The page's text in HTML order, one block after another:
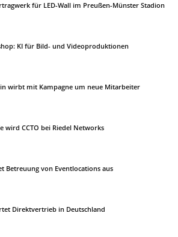
für LED-Wall im Preußen-Münster Stadion
KI für Bild- und Videoproduktionen
wirbt mit Kampagne um neue Mitarbeiter
wird CCTO bei Riedel Networks
Betreuung von Eventlocations aus
Direktvertrieb in Deutschland